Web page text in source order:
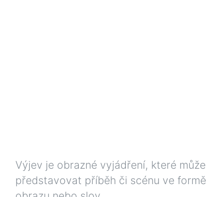
Výjev je obrazné vyjádření, které může
představovat příběh či scénu ve formě